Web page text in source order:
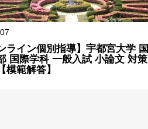
ライン個別指導】宇都宮大学 国
国際学科 一般入試 小論文 対策
模範解答】